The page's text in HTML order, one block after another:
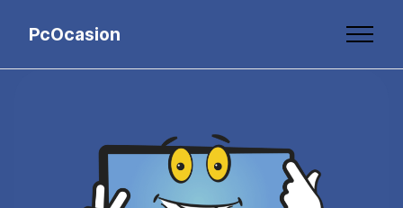
PcOcasion